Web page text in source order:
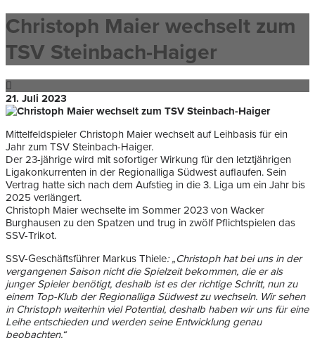
Christoph Maier wechselt zum
TSV Steinbach-Haiger
21. Juli 2023
Mittelfeldspieler Christoph Maier wechselt auf Leihbasis für ein
Jahr zum TSV Steinbach-Haiger.
Der 23-jährige wird mit sofortiger Wirkung für den letztjährigen
Ligakonkurrenten in der Regionalliga Südwest auflaufen. Sein
Vertrag hatte sich nach dem Aufstieg in die 3. Liga um ein Jahr bis
2025 verlängert.
Christoph Maier wechselte im Sommer 2023 von Wacker
Burghausen zu den Spatzen und trug in zwölf Pflichtspielen das
SSV-Trikot.
SSV-Geschäftsführer Markus Thiele: „Christoph hat bei uns in der
vergangenen Saison nicht die Spielzeit bekommen, die er als
junger Spieler benötigt, deshalb ist es der richtige Schritt, nun zu
einem Top-Klub der Regionalliga Südwest zu wechseln. Wir sehen
in Christoph weiterhin viel Potential, deshalb haben wir uns für eine
Leihe entschieden und werden seine Entwicklung genau
beobachten.“